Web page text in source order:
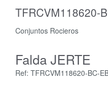
TFRCVM118620-
Conjuntos Rocieros
Falda JERTE
Ref: TFRCVM118620-BC-